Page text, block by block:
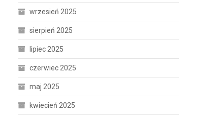
wrzesień 2025
sierpień 2025
lipiec 2025
czerwiec 2025
maj 2025
kwiecień 2025